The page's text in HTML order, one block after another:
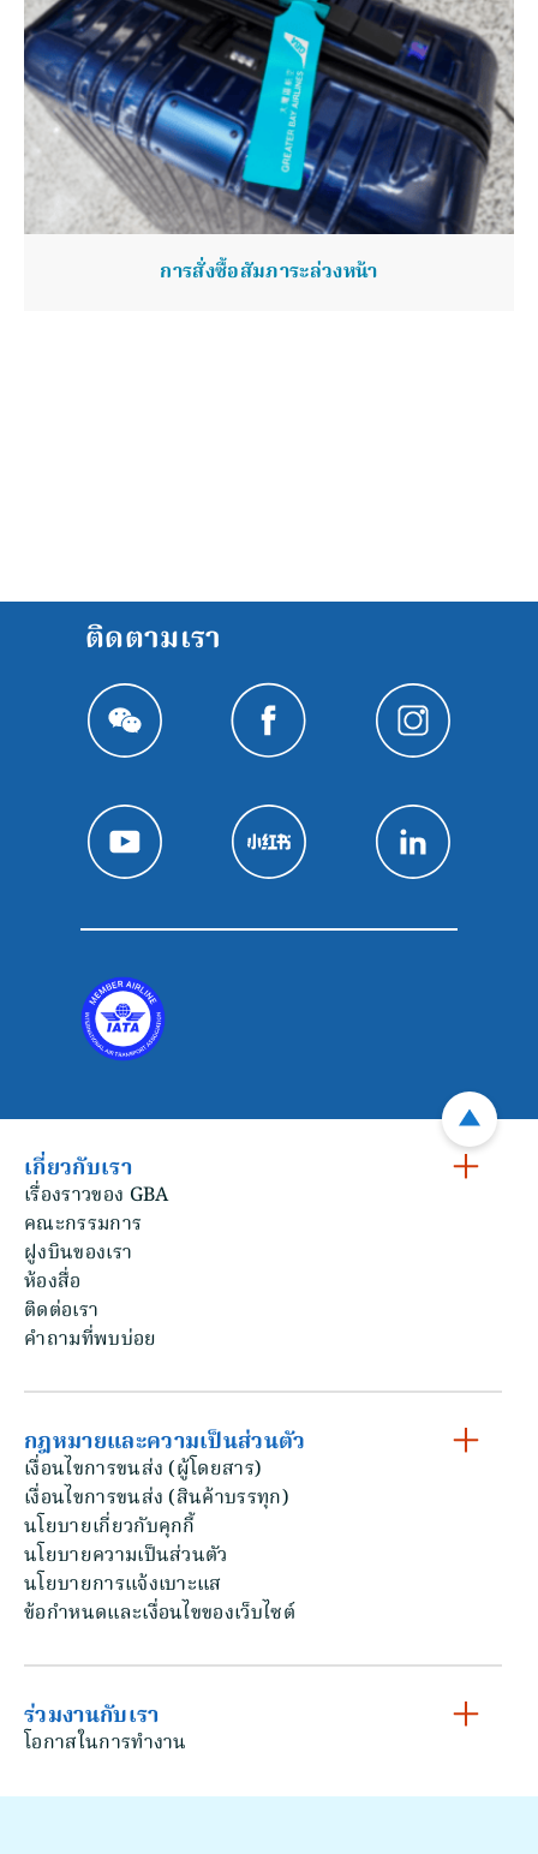
การสั่งซื้อสัมภาระล่วงหน้า
ติดตามเรา
เกี่ยวกับเรา
เรื่องราวของ GBA
คณะกรรมการ
ฝูงบินของเรา
ห้องสื่อ
ติดต่อเรา
คําถามที่พบบ่อย
กฎหมายและความเป็นส่วนตัว
เงื่อนไขการขนส่ง (ผู้โดยสาร)
เงื่อนไขการขนส่ง (สินค้าบรรทุก)
นโยบายเกี่ยวกับคุกกี้
นโยบายความเป็นส่วนตัว
นโยบายการแจ้งเบาะแส
ข้อกําหนดและเงื่อนไขของเว็บไซต์
ร่วมงานกับเรา
โอกาสในการทํางาน